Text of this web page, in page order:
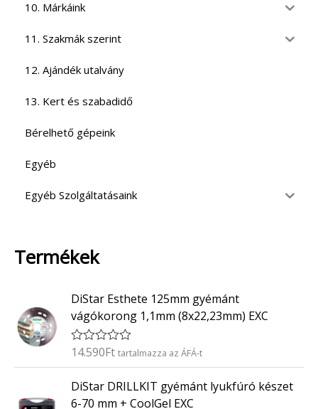
10. Márkáink
11. Szakmák szerint
12. Ajándék utalvány
13. Kert és szabadidő
Bérelhető gépeink
Egyéb
Egyéb Szolgáltatásaink
Termékek
DiStar Esthete 125mm gyémánt
vágókorong 1,1mm (8x22,23mm) EXC
É
é
k
14.590Ft tartalmazza az ÁFÁ-t
DiStar DRILLKIT gyémánt lyukfúró készet
6-70 mm + CoolGel EXC